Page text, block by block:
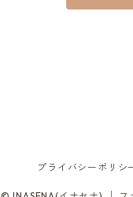
プライバシーポリシ